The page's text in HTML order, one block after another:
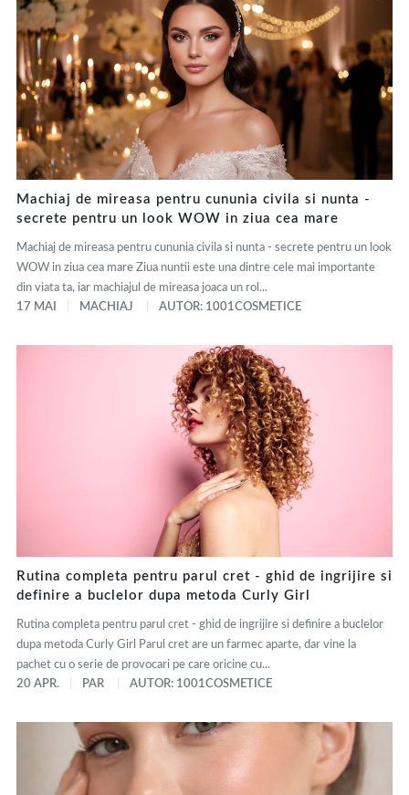
Machiaj de mireasa pentru cununia civila si nunta -
secrete pentru un look WOW in ziua cea mare
Machiaj de mireasa pentru cununia civila si nunta - secrete pentru un look
WOW in ziua cea mare Ziua nuntii este una dintre cele mai importante
din viata ta, iar machiajul de mireasa joaca un rol...
17 MAI
MACHIAJ AUTOR: 1001COSMETICE
Rutina completa pentru parul cret - ghid de ingrijire si
definire a buclelor dupa metoda Curly Girl
Rutina completa pentru parul cret - ghid de ingrijire si definire a buclelor
dupa metoda Curly Girl Parul cret are un farmec aparte, dar vine la
pachet cu o serie de provocari pe care oricine cu...
20 APR.
PAR AUTOR: 1001COSMETICE